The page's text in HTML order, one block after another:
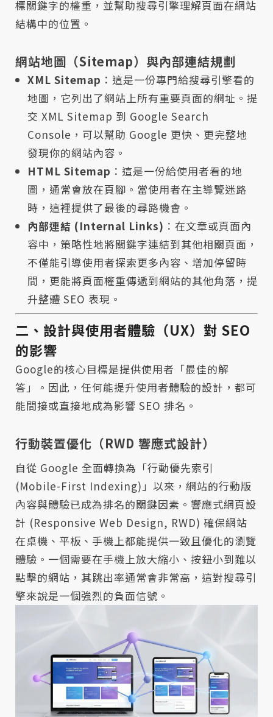
標關鍵字的權重，並幫助搜尋引擎理解頁面在網站
結構中的位置。
網站地圖（Sitemap）與內部連結規劃
XML Sitemap ：這是一份專門給搜尋引擎看的
地圖，它列出了網站上所有重要頁面的網址。提
交 XML Sitemap 到 Google Search
Console，可以幫助 Google 更快、更完整地
發現你的網站內容。
HTML Sitemap ：這是一份給使用者看的地
圖，通常會放在頁腳。當使用者在主導覽迷路
時，這裡提供了最後的尋路機會。
內部連結 (Internal Links) ：在文章或頁面內
容中，策略性地將關鍵字連結到其他相關頁面，
不僅能引導使用者探索更多內容、增加停留時
間，更能將頁面權重傳遞到網站的其他角落，提
升整體 SEO 表現。
二、設計與使用者體驗（UX）對 SEO
的影響
Google的核心目標是提供使用者「最佳的解
答」。因此，任何能提升使用者體驗的設計，都可
能間接或直接地成為影響 SEO 排名。
行動裝置優化（RWD 響應式設計）
自從 Google 全面轉換為「行動優先索引
(Mobile-First Indexing)」以來，網站的行動版
內容與體驗已成為排名的關鍵因素。響應式網頁設
計 (Responsive Web Design, RWD) 確保網站
在桌機、平板、手機上都能提供一致且優化的瀏覽
體驗。一個需要在手機上放大縮小、按鈕小到難以
點擊的網站，其跳出率通常會非常高，這對搜尋引
擎來說是一個強烈的負面信號。